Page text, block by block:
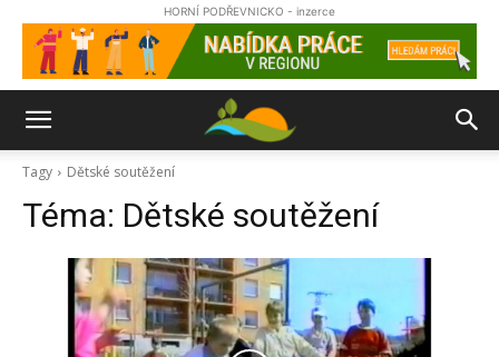
HORNÍ PODŘEVNICKO - inzerce
Tagy Dětské soutěžení
Téma: Dětské soutěžení